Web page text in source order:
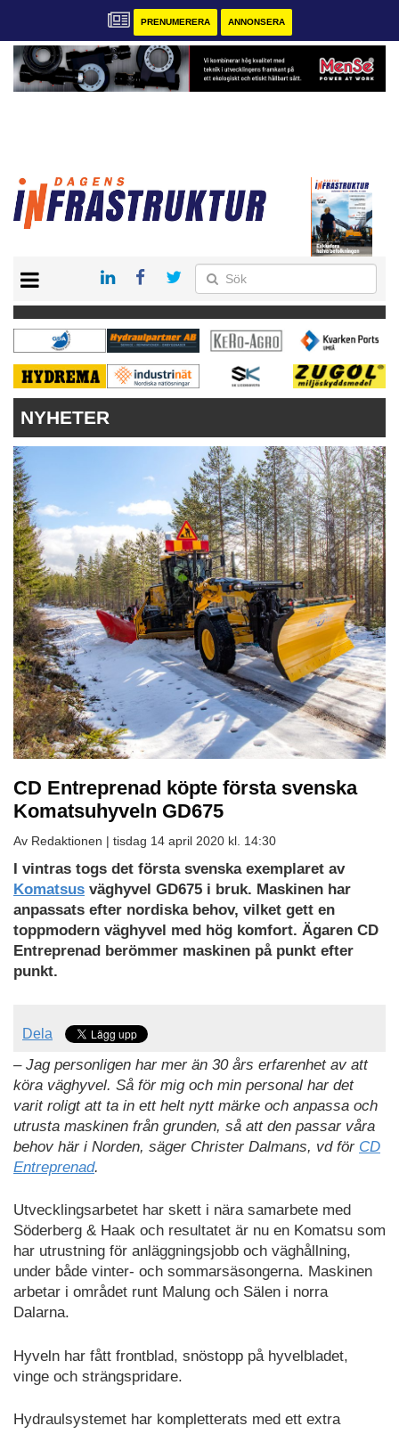
PRENUMERERA ANNONSERA
KONTAKT
VÅRA ANDRA MAGASIN
PRENUMERERA
ANNONSERA
NYHETER
CD Entreprenad köpte första svenska
Komatsuhyveln GD675
Av Redaktionen | tisdag 14 april 2020 kl. 14:30
Ladda
ned
som
PDF
I vintras togs det första svenska exemplaret av
Komatsus väghyvel GD675 i bruk. Maskinen har
anpassats efter nordiska behov, vilket gett en
toppmodern väghyvel med hög komfort. Ägaren CD
Entreprenad berömmer maskinen på punkt efter
punkt.
Dela
– Jag personligen har mer än 30 års erfarenhet av att
köra väghyvel. Så för mig och min personal har det
varit roligt att ta in ett helt nytt märke och anpassa och
utrusta maskinen från grunden, så att den passar våra
behov här i Norden, säger Christer Dalmans, vd för CD
Entreprenad.
Utvecklingsarbetet har skett i nära samarbete med
Söderberg & Haak och resultatet är nu en Komatsu som
har utrustning för anläggningsjobb och väghållning,
under både vinter- och sommarsäsongerna. Maskinen
arbetar i området runt Malung och Sälen i norra
Dalarna.
Hyveln har fått frontblad, snöstopp på hyvelbladet,
vinge och strängspridare.
Hydraulsystemet har kompletterats med ett extra